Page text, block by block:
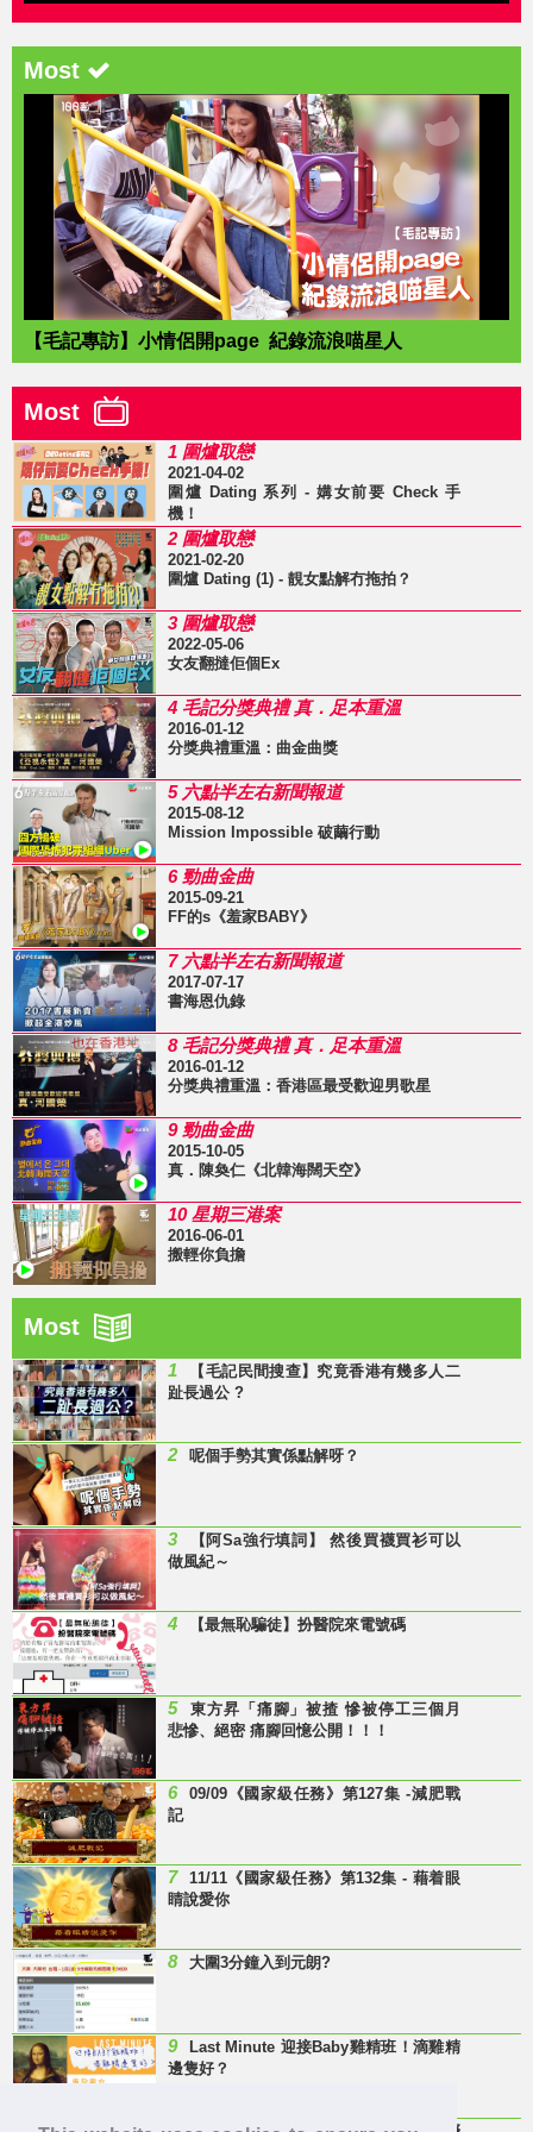
Most
【毛記專訪】小情侶開page 紀錄流浪喵星人
Most
1 圍爐取戀
2021-04-02
圍爐 Dating 系列 - 媾女前要 Check 手
機！
2 圍爐取戀
2021-02-20
圍爐 Dating (1) - 靚女點解冇拖拍？
3 圍爐取戀
2022-05-06
女友翻撻佢個Ex
4 毛記分獎典禮 真．足本重溫
2016-01-12
分獎典禮重溫：曲金曲獎
5 六點半左右新聞報道
2015-08-12
Mission Impossible 破繭行動
6 勁曲金曲
2015-09-21
FF的s《羞家BABY》
7 六點半左右新聞報道
2017-07-17
書海恩仇錄
8 毛記分獎典禮 真．足本重溫
2016-01-12
分獎典禮重溫：香港區最受歡迎男歌星
9 勁曲金曲
2015-10-05
真．陳奐仁《北韓海闊天空》
10 星期三港案
2016-06-01
搬輕你負擔
Most
1
【毛記民間搜查】究竟香港有幾多人二
趾長過公 ?
2 呢個手勢其實係點解呀？
3
【阿Sa強行填詞】 然後買襪買衫可以
做風紀～
4 【最無恥騙徒】扮醫院來電號碼
5
東方昇「痛腳」被揸 慘被停工三個月
悲慘、絕密 痛腳回憶公開！！！
6
09/09《國家級任務》第127集 -減肥戰
記
7
11/11《國家級任務》第132集 - 藉着眼
睛說愛你
8 大圍3分鐘入到元朗?
9
Last Minute 迎接Baby雞精班！滴雞精
邊隻好？